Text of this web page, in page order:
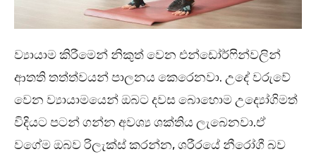
ව්‍යායාම කිරීමෙන් නිකුත් වෙන එන්ඩෝර්ෆින්වලින්
ආතති තත්ත්වයන් පාලනය කෙරෙනවා. උදේ වරුවේ
වෙන ව්‍යායාමයෙන් ඔබට දවස බොහොම උද්‍යෝගිමත්
විදියට පටන් ගන්න අවශ්‍ය ශක්තිය ලැබෙනවා.ඒ
වගේම ඔබව රිලැක්ස් කරන්න, ශරීරයේ නීරෝගී බව